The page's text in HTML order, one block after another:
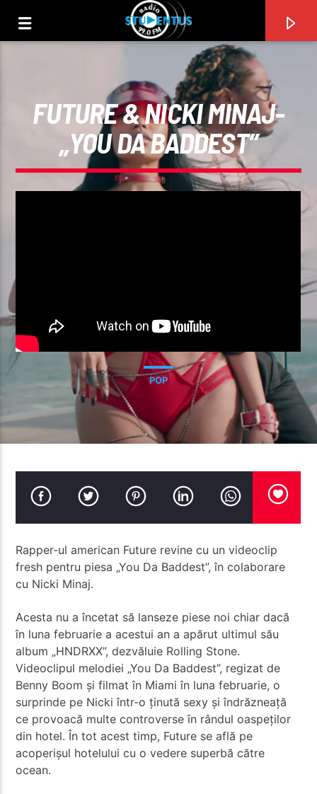
Radio Studentus
FUTURE & NICKI MINAJ-
„YOU DA BADDEST”
POP
Rapper-ul american Future revine cu un videoclip
fresh pentru piesa „You Da Baddest”, în colaborare
cu Nicki Minaj.
Acesta nu a încetat să lanseze piese noi chiar dacă
în luna februarie a acestui an a apărut ultimul său
album „HNDRXX”, dezvăluie Rolling Stone.
Videoclipul melodiei „You Da Baddest”, regizat de
Benny Boom și filmat în Miami în luna februarie, o
surprinde pe Nicki într-o ținută sexy și îndrăzneață
ce provoacă multe controverse în rândul oaspeților
din hotel. În tot acest timp, Future se află pe
acoperișul hotelului cu o vedere superbă către
ocean.